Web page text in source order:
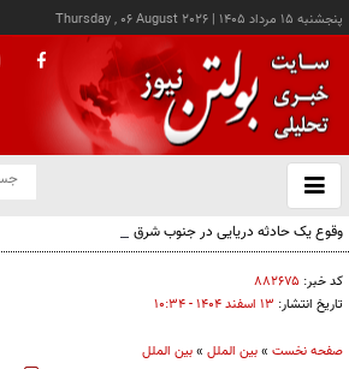
پنجشنبه ۱۵ مرداد ۱۴۰۵ |
Thursday , 06 August 2026
باز
و
وقوع یک حادثه دریایی در جنوب شرق عدن
کد خبر: ۸۸۲۶۷۵
تاریخ انتشار: ۱۳ اسفند ۱۴۰۴ - ۱۰:۳۴
صفحه نخست »بین الملل »بین الملل